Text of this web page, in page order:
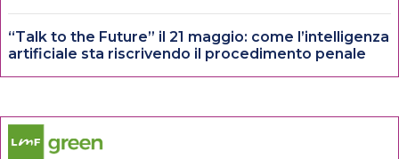
“Talk to the Future” il 21 maggio: come l’intelligenza
artificiale sta riscrivendo il procedimento penale